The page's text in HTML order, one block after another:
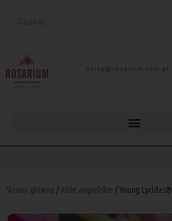
lp.moc.muirasor@pelks
Strona główna / Róże angielskie / Young Lycidas®